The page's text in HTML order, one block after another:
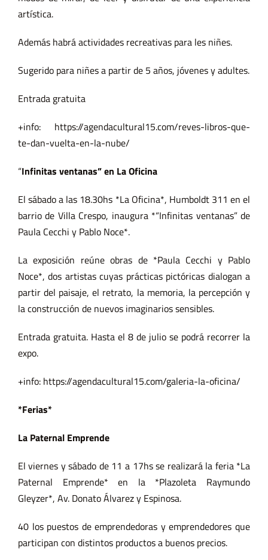
artística.
Además habrá actividades recreativas para les niñes.
Sugerido para niñes a partir de 5 años, jóvenes y adultes.
Entrada gratuita
+info: https://agendacultural15.com/reves-libros-que-
te-dan-vuelta-en-la-nube/
“Infinitas ventanas” en La Oficina
El sábado a las 18.30hs *La Oficina*, Humboldt 311 en el
barrio de Villa Crespo, inaugura *“Infinitas ventanas” de
Paula Cecchi y Pablo Noce*.
La exposición reúne obras de *Paula Cecchi y Pablo
Noce*, dos artistas cuyas prácticas pictóricas dialogan a
partir del paisaje, el retrato, la memoria, la percepción y
la construcción de nuevos imaginarios sensibles.
Entrada gratuita. Hasta el 8 de julio se podrá recorrer la
expo.
+info: https://agendacultural15.com/galeria-la-oficina/
*Ferias*
La Paternal Emprende
El viernes y sábado de 11 a 17hs se realizará la feria *La
Paternal Emprende* en la *Plazoleta Raymundo
Gleyzer*, Av. Donato Álvarez y Espinosa.
40 los puestos de emprendedoras y emprendedores que
participan con distintos productos a buenos precios.